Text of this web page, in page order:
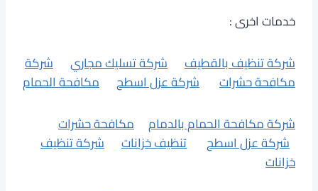
خدمات اخرى :
شركة تنظيف بالقطيف
شركة تسليك مجاري
شركة
مكافحة حشرات
شركة عزل اسطح
مكافحة الحمام
شركة مكافحة الحمام بالدمام
مكافحة حشرات
شركة عزل اسطح
تنظيف خزانات
شركة تنظيف
خزانات